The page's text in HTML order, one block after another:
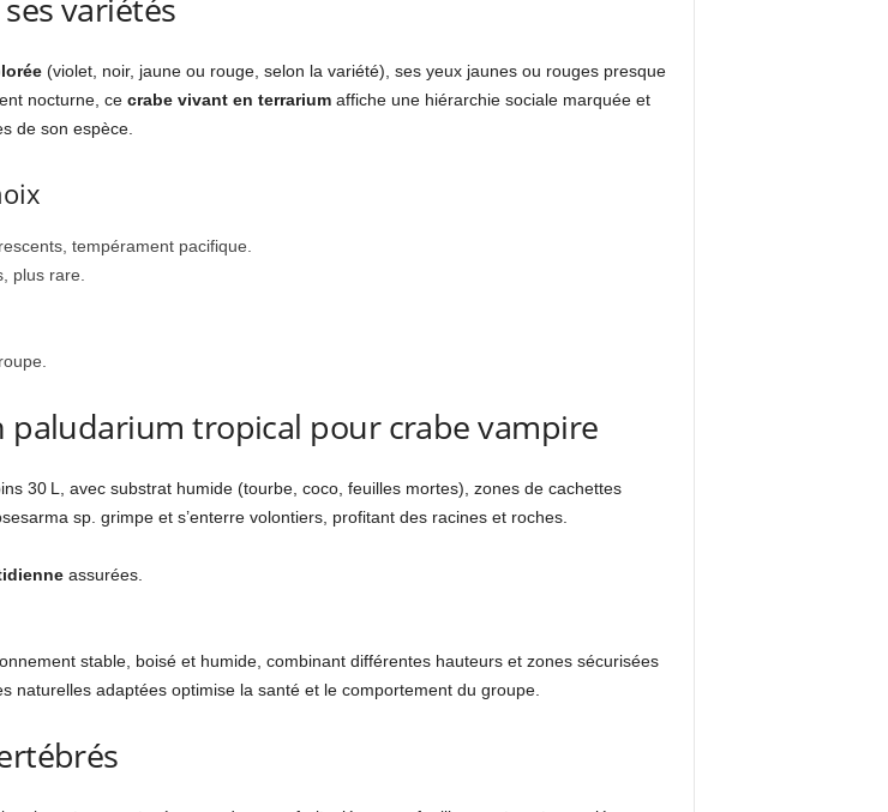
variétés
(violet, noir, jaune ou rouge, selon la variété), ses yeux jaunes ou rouges presque
nocturne, ce crabe vivant en terrariumaffiche une hiérarchie sociale marquée et
de son espèce.
tempérament pacifique.
plus rare.
paludarium tropical pour crabe vampire
30 L, avec substrat humide (tourbe, coco, feuilles mortes), zones de cachettes
sp. grimpe et s’enterre volontiers, profitant des racines et roches.
assurées.
stable, boisé et humide, combinant différentes hauteurs et zones sécurisées
adaptées optimise la santé et le comportement du groupe.